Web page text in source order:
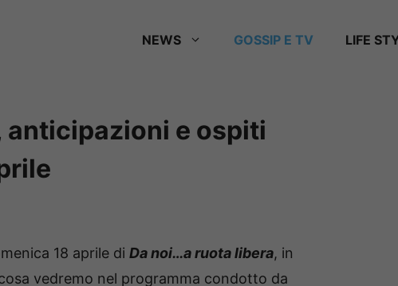
NEWS GOSSIP E TV LIFE
anticipazioni e ospiti
18 aprile di Da noi…a ruota libera, in
vedremo nel programma condotto da